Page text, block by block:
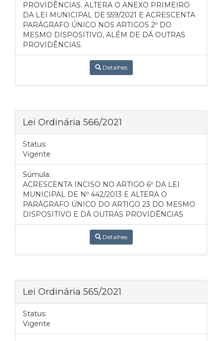
PROVIDÊNCIAS. ALTERA O ANEXO PRIMEIRO
DA LEI MUNICIPAL DE 559/2021 E ACRESCENTA
PARÁGRAFO ÚNICO NOS ARTIGOS 2º DO
MESMO DISPOSITIVO, ALÉM DE DÁ OUTRAS
PROVIDÊNCIAS.
Detalhes
Lei Ordinária 566/2021
Status:
Vigente
Súmula:
ACRESCENTA INCISO NO ARTIGO 6º DA LEI
MUNICIPAL DE Nº 442/2013 E ALTERA O
PARÁGRAFO ÚNICO DO ARTIGO 23 DO MESMO
DISPOSITIVO E DÁ OUTRAS PROVIDÊNCIAS
Detalhes
Lei Ordinária 565/2021
Status:
Vigente